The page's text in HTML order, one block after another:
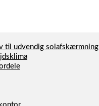
til udvendig solafskærmning